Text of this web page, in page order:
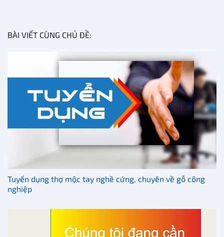
BÀI VIẾT CÙNG CHỦ ĐỀ:
Tuyển dụng thợ mộc tay nghề cứng, chuyên về gỗ công
nghiệp